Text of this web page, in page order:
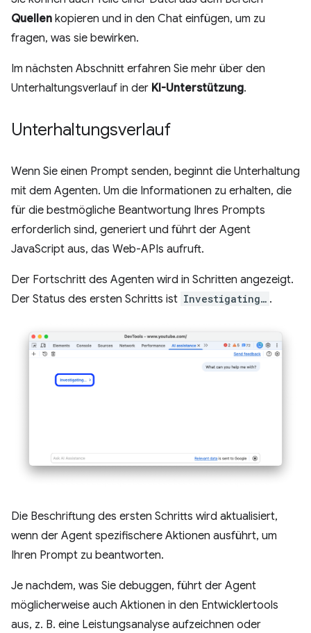
Quellen kopieren und in den Chat einfügen, um zu
fragen, was sie bewirken.
Im nächsten Abschnitt erfahren Sie mehr über den
Unterhaltungsverlauf in der KI-Unterstützung.
Unterhaltungsverlauf
Wenn Sie einen Prompt senden, beginnt die Unterhaltung
mit dem Agenten. Um die Informationen zu erhalten, die
für die bestmögliche Beantwortung Ihres Prompts
erforderlich sind, generiert und führt der Agent
JavaScript aus, das Web-APIs aufruft.
Der Fortschritt des Agenten wird in Schritten angezeigt.
Der Status des ersten Schritts ist Investigating… .
Die Beschriftung des ersten Schritts wird aktualisiert,
wenn der Agent spezifischere Aktionen ausführt, um
Ihren Prompt zu beantworten.
Je nachdem, was Sie debuggen, führt der Agent
möglicherweise auch Aktionen in den Entwicklertools
aus, z. B. eine Leistungsanalyse aufzeichnen oder